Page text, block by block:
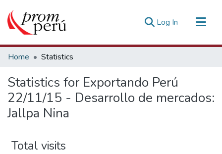
Log In (current)
Communities & Collections
Estadísticas Externas
Home Statistics
Statistics for Exportando Perú
22/11/15 - Desarrollo de mercados:
Jallpa Nina
Total visits